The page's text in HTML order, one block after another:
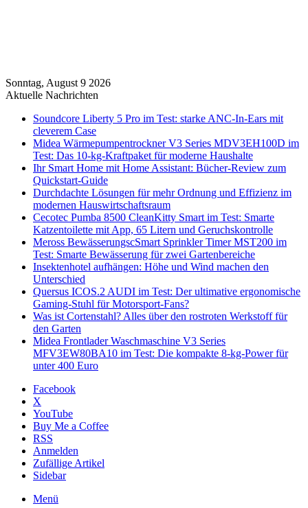
Sonntag, August 9 2026
Aktuelle Nachrichten
Soundcore Liberty 5 Pro im Test: starke ANC-In-Ears mit
cleverem Case
Midea Wärmepumpentrockner V3 Series MDV3EH100D im
Test: Das 10-kg-Kraftpaket für moderne Haushalte
Ihr Smart Home mit Home Assistant: Bücher-Review zum
Quickstart-Guide
Durchdachte Lösungen für mehr Ordnung und Effizienz im
modernen Hauswirtschaftsraum
Cecotec Pumba 8500 CleanKitty Smart im Test: Smarte
Katzentoilette mit App, 65 Litern und Geruchskontrolle
Meross BewässerungscSmart Sprinkler Timer MST200 im
Test: Smarte Bewässerung für zwei Gartenbereiche
Insektenhotel aufhängen: Höhe und Wind machen den
Unterschied
Quersus ICOS.2 AUDI im Test: Der ultimative ergonomische
Gaming-Stuhl für Motorsport-Fans?
Was ist Cortenstahl? Alles über den rostroten Werkstoff für
den Garten
Midea Frontlader Waschmaschine V3 Series
MFV3EW80BA10 im Test: Die kompakte 8-kg-Power für
unter 400 Euro
Facebook
X
YouTube
Buy Me a Coffee
RSS
Anmelden
Zufällige Artikel
Sidebar
Menü